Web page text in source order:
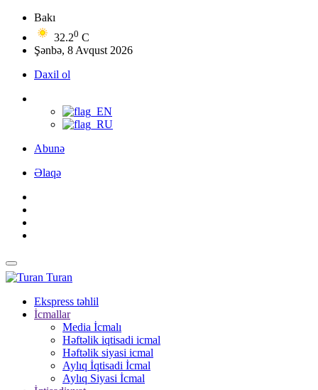
Bakı
32.20 C
Şənbə, 8 Avqust 2026
Daxil ol
Abunə
Əlaqə
Turan
Ekspress təhlil
İcmallar
Media İcmalı
Həftəlik iqtisadi icmal
Həftəlik siyasi icmal
Aylıq İqtisadi İcmal
Aylıq Siyasi İcmal